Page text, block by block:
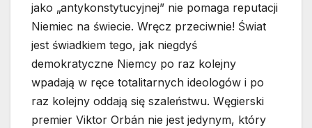
jako „antykonstytucyjnej” nie pomaga reputacji
Niemiec na świecie. Wręcz przeciwnie! Świat
jest świadkiem tego, jak niegdyś
demokratyczne Niemcy po raz kolejny
wpadają w ręce totalitarnych ideologów i po
raz kolejny oddają się szaleństwu. Węgierski
premier Viktor Orbán nie jest jedynym, który